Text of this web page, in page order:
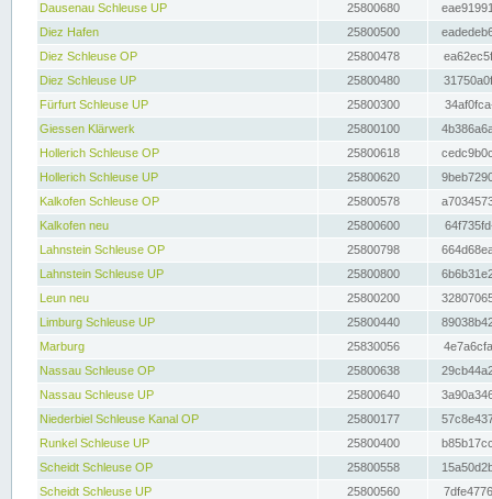
Dausenau Schleuse UP
25800680
Diez Hafen
25800500
Diez Schleuse OP
25800478
Diez Schleuse UP
25800480
Fürfurt Schleuse UP
25800300
Giessen Klärwerk
25800100
Hollerich Schleuse OP
25800618
Hollerich Schleuse UP
25800620
Kalkofen Schleuse OP
25800578
Kalkofen neu
25800600
Lahnstein Schleuse OP
25800798
Lahnstein Schleuse UP
25800800
Leun neu
25800200
Limburg Schleuse UP
25800440
Marburg
25830056
Nassau Schleuse OP
25800638
Nassau Schleuse UP
25800640
Niederbiel Schleuse Kanal OP
25800177
Runkel Schleuse UP
25800400
Scheidt Schleuse OP
25800558
Scheidt Schleuse UP
25800560